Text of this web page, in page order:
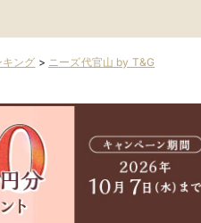
ング > ニーズ代官山 by T&G